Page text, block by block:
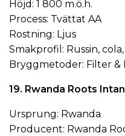
Höjd: 1 800 m.ö.h.
Process: Tvättat AA
Rostning: Ljus
Smakprofil: Russin,
Bryggmetoder: Filter &
19. Rwanda Roots
Ursprung: Rwanda
Producent: Rwanda